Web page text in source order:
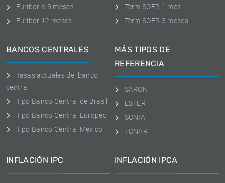
Euribor a 3 meses
Euríbor 12 meses
Term SOFR 1 mes
Term SOFR 3 meses
BANCOS CENTRALES
Tasas actuales del banco
central
Tipo Banco Central de Brasil
Tipo Banco Central Europeo
Tipo Banco Central Mexico
MÁS TIPOS DE
REFERENCIA
SARON
ESTER
SONIA
TONAR
INFLACIÓN IPC INFLACIÓN IPCA